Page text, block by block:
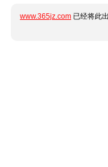
www.365jz.com 已经将此